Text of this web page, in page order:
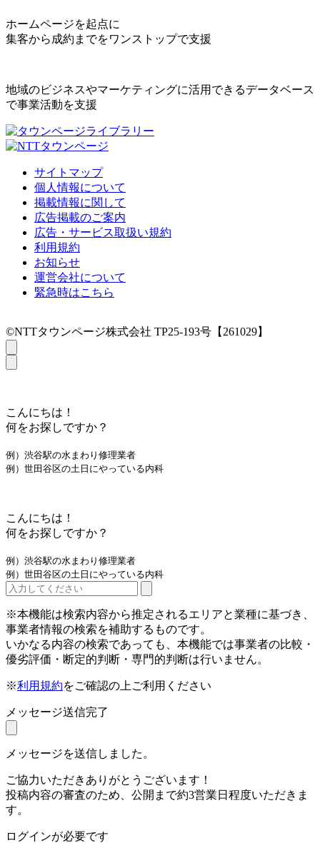
ホームページを起点に
集客から成約までをワンストップで支援
地域のビジネスやマーケティングに活用できるデータベース
で事業活動を支援
サイトマップ
個人情報について
掲載情報に関して
広告掲載のご案内
広告・サービス取扱い規約
利用規約
お知らせ
運営会社について
緊急時はこちら
©NTTタウンページ株式会社 TP25-193号【261029】
こんにちは！
何をお探しですか？
例）渋谷駅の水まわり修理業者
例）世田谷区の土日にやっている内科
こんにちは！
何をお探しですか？
例）渋谷駅の水まわり修理業者
例）世田谷区の土日にやっている内科
※本機能は検索内容から推定されるエリアと業種に基づき、
事業者情報の検索を補助するものです。
いかなる内容の検索であっても、本機能では事業者の比較・
優劣評価・断定的判断・専門的判断は行いません。
※利用規約をご確認の上ご利用ください
メッセージ送信完了
メッセージを送信しました。
ご協力いただきありがとうございます！
投稿内容の審査のため、公開まで約3営業日程度いただきま
す。
ログインが必要です